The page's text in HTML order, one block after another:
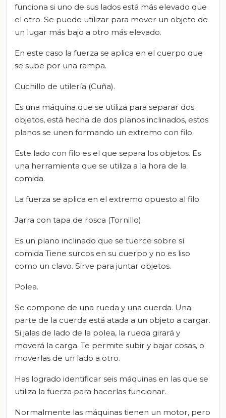
funciona si uno de sus lados está más elevado que
el otro. Se puede utilizar para mover un objeto de
un lugar más bajo a otro más elevado.
En este caso la fuerza se aplica en el cuerpo que
se sube por una rampa.
Cuchillo de utilería (Cuña).
Es una máquina que se utiliza para separar dos
objetos, está hecha de dos planos inclinados, estos
planos se unen formando un extremo con filo.
Este lado con filo es el que separa los objetos. Es
una herramienta que se utiliza a la hora de la
comida.
La fuerza se aplica en el extremo opuesto al filo.
Jarra con tapa de rosca (Tornillo).
Es un plano inclinado que se tuerce sobre sí
comida Tiene surcos en su cuerpo y no es liso
como un clavo. Sirve para juntar objetos.
Polea.
Se compone de una rueda y una cuerda. Una
parte de la cuerda está atada a un objeto a cargar.
Si jalas de lado de la polea, la rueda girará y
moverá la carga. Te permite subir y bajar cosas, o
moverlas de un lado a otro.
Has logrado identificar seis máquinas en las que se
utiliza la fuerza para hacerlas funcionar.
Normalmente las máquinas tienen un motor, pero